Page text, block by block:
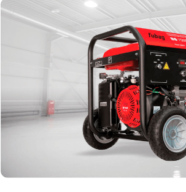
Сегодня
25%
Добавляйте
Оплачивайте
% картой